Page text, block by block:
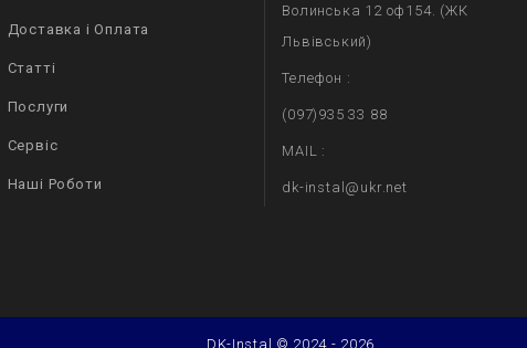
Доставка і Оплата
Статті
Послуги
Сервіс
Наші Роботи
Волинська 12 оф154. (ЖК
Львівський)
Телефон :
(097)935 33 88
MAIL :
dk-instal@ukr.net
DK-Instal © 2024 - 2026